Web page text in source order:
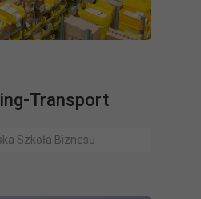
Transport
Szkoła Biznesu